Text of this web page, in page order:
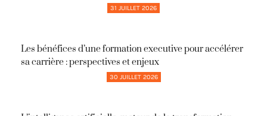
31 JUILLET 2026
Les bénéfices d’une formation executive pour accélérer
sa carrière : perspectives et enjeux
30 JUILLET 2026